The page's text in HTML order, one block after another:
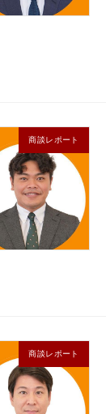
商談レポート
商談レポート